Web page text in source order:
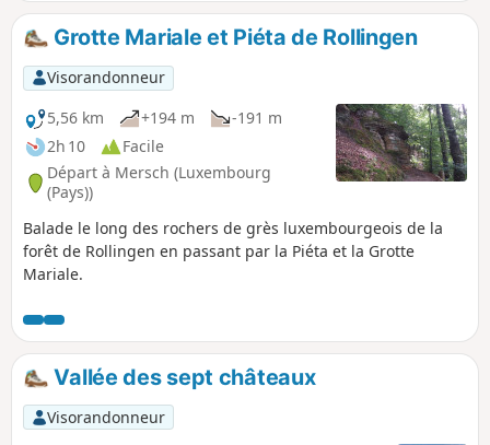
Grotte Mariale et Piéta de Rollingen
Visorandonneur
5,56 km
+194 m
-191 m
2h 10
Facile
Départ à Mersch (Luxembourg
(Pays))
Balade le long des rochers de grès luxembourgeois de la
forêt de Rollingen en passant par la Piéta et la Grotte
Mariale.
Vallée des sept châteaux
Visorandonneur